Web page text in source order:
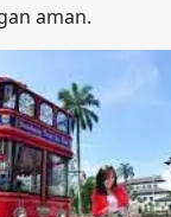
aman.